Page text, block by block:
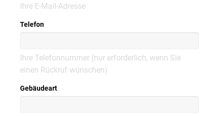
Ihre E-Mail-Adresse
Telefon
Ihre Telefonnummer (nur erforderlich, wenn Sie
einen Rückruf wünschen)
Gebäudeart